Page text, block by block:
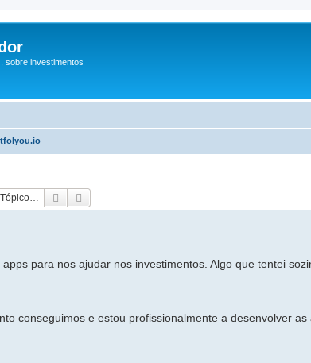
sobre investimentos
Pesquisar
para nos ajudar nos investimentos. Algo que tentei
conseguimos e estou profissionalmente a desenvolver